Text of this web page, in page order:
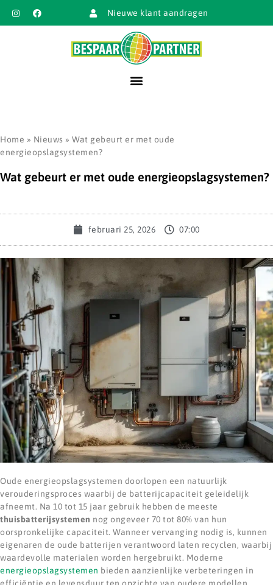
Nieuwe klant aandragen
Home » Nieuws » Wat gebeurt er met oude
energieopslagsystemen?
Wat gebeurt er met oude energieopslagsystemen?
februari 25, 2026 07:00
Oude energieopslagsystemen doorlopen een natuurlijk
verouderingsproces waarbij de batterijcapaciteit geleidelijk
afneemt. Na 10 tot 15 jaar gebruik hebben de meeste
thuisbatterijsystemen nog ongeveer 70 tot 80% van hun
oorspronkelijke capaciteit. Wanneer vervanging nodig is, kunnen
eigenaren de oude batterijen verantwoord laten recyclen, waarbij
waardevolle materialen worden hergebruikt. Moderne
energieopslagsystemen bieden aanzienlijke verbeteringen in
efficiëntie en levensduur ten opzichte van oudere modellen.